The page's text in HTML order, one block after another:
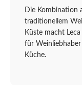
Die Kombination
traditionellem
Küste macht Leca
für
Küche.